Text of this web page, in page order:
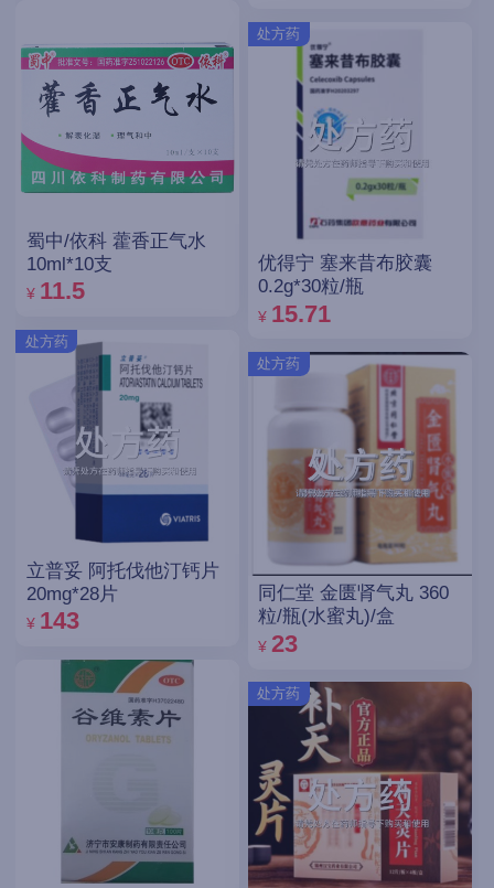
蜀中/依科 藿香正气水
10ml*10支
¥ 11.5
处方药
立普妥 阿托伐他汀钙片
20mg*28片
¥ 143
处方药
优得宁 塞来昔布胶囊
0.2g*30粒/瓶
¥ 15.71
处方药
同仁堂 金匮肾气丸 360
粒/瓶(水蜜丸)/盒
¥ 23
处方药